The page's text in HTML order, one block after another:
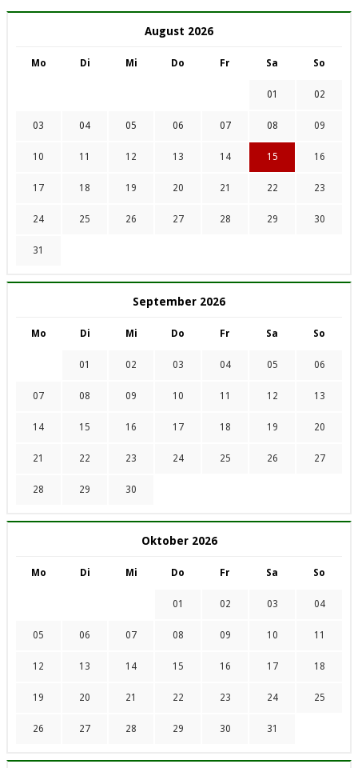
August 2026
Mo Di Mi Do Fr Sa So
01 02
03 04 05 06 07 08 09
10 11 12 13 14 15 16
17 18 19 20 21 22 23
24 25 26 27 28 29 30
31
September 2026
Mo Di Mi Do Fr Sa So
01 02 03 04 05 06
07 08 09 10 11 12 13
14 15 16 17 18 19 20
21 22 23 24 25 26 27
28 29 30
Oktober 2026
Mo Di Mi Do Fr Sa So
01 02 03 04
05 06 07 08 09 10 11
12 13 14 15 16 17 18
19 20 21 22 23 24 25
26 27 28 29 30 31